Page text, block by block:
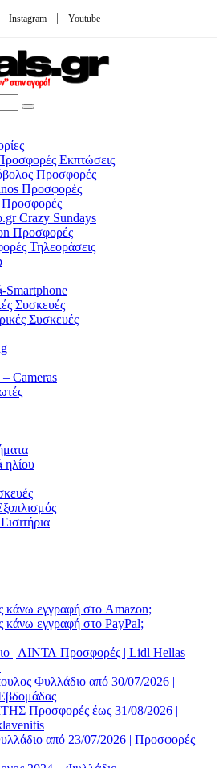
Instagram Youtube
Εκπτώσεις
Προσφορές
Προσφορές
Crazy Sundays
Προσφορές
Τηλεοράσεις
Smartphone
Συσκευές
Συσκευές
Cameras
ηλίου
εγγραφή στο Amazon;
εγγραφή στο PayPal;
| ΛΙΝΤΛ Προσφορές | Lidl Hellas
Φυλλάδιο από 30/07/2026 |
Προσφορές έως 31/08/2026 |
από 23/07/2026 | Προσφορές